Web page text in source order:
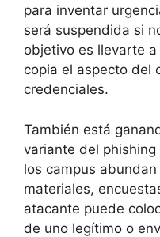
para inventar
será suspendida si
objetivo es llevarte
copia el aspecto del
credenciales.
También está
variante del phishing
los campus
materiales,
atacante puede
de uno legítimo o